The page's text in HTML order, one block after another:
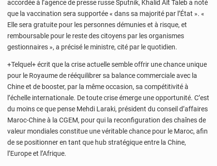
accordée à l’agence de presse russe Sputnik, Khalid Aït Taleb a noté
que la vaccination sera supportée « dans sa majorité par l’État ». «
Elle sera gratuite pour les personnes démunies et à risque, et
remboursable pour le reste des citoyens par les organismes
gestionnaires », a précisé le ministre, cité par le quotidien.
+Telquel+ écrit que la crise actuelle semble offrir une chance unique
pour le Royaume de rééquilibrer sa balance commerciale avec la
Chine et de booster, par la même occasion, sa compétitivité à
l’échelle internationale. De toute crise émerge une opportunité. C’est
du moins ce que pense Mehdi Laraki, président du conseil d’affaires
Maroc-Chine à la CGEM, pour qui la reconfiguration des chaînes de
valeur mondiales constitue une véritable chance pour le Maroc, afin
de se positionner en tant que hub stratégique entre la Chine,
l’Europe et l’Afrique.